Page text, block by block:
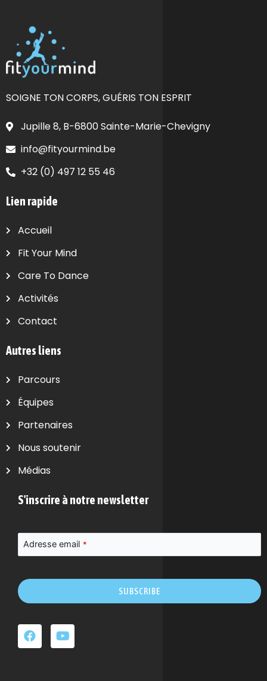
SOIGNE TON CORPS, GUÉRIS TON ESPRIT
Jupille 8, B-6800 Sainte-Marie-Chevigny
info@fityourmind.be
+32 (0) 497 12 55 46
Lien rapide
Accueil
Fit Your Mind
Care To Dance
Activités
Contact
Autres liens
Parcours
Équipes
Partenaires
Nous soutenir
Médias
S'inscrire à notre newsletter
Adresse email *
SUBSCRIBE
champ
devrait